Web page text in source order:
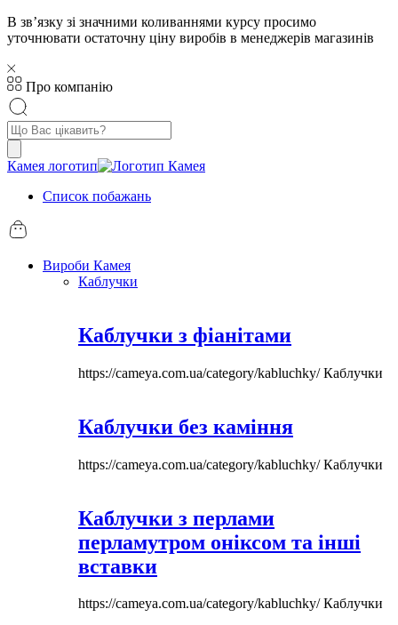
В звʼязку зі значними коливаннями курсу просимо
уточнювати остаточну ціну виробів в менеджерів магазинів
Про компанію
Пошук
товарів
Камея логотип
Список побажань
Вироби Камея
Каблучки
Каблучки з фіанітами
https://cameya.com.ua/category/kabluchky/Каблучки
Каблучки без каміння
https://cameya.com.ua/category/kabluchky/Каблучки
Каблучки з перлами
перламутром оніксом та інші
вставки
https://cameya.com.ua/category/kabluchky/Каблучки